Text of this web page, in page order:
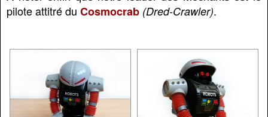
pilote attitré du Cosmocrab (Dred-Crawler).